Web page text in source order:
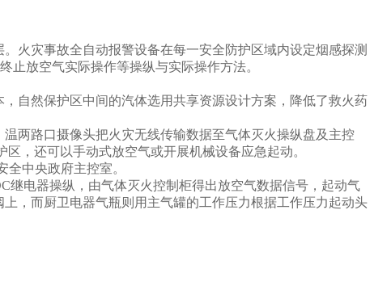
灾事故全自动报警设备在每一安全防护区域内设定烟感探测
放空气实际操作等操纵与实际操作方法。
自然保护区中间的汽体选用共享资源设计方案，降低了救火药
两路口摄像头把火灾无线传输数据至气体灭火操纵盘及主控
，还可以手动式放空气或开展机械设备应急起动。
中央政府主控室。
电器操纵，由气体灭火控制柜得出放空气数据信号，起动气
，而厨卫电器气瓶则用主气罐的工作压力根据工作压力起动头